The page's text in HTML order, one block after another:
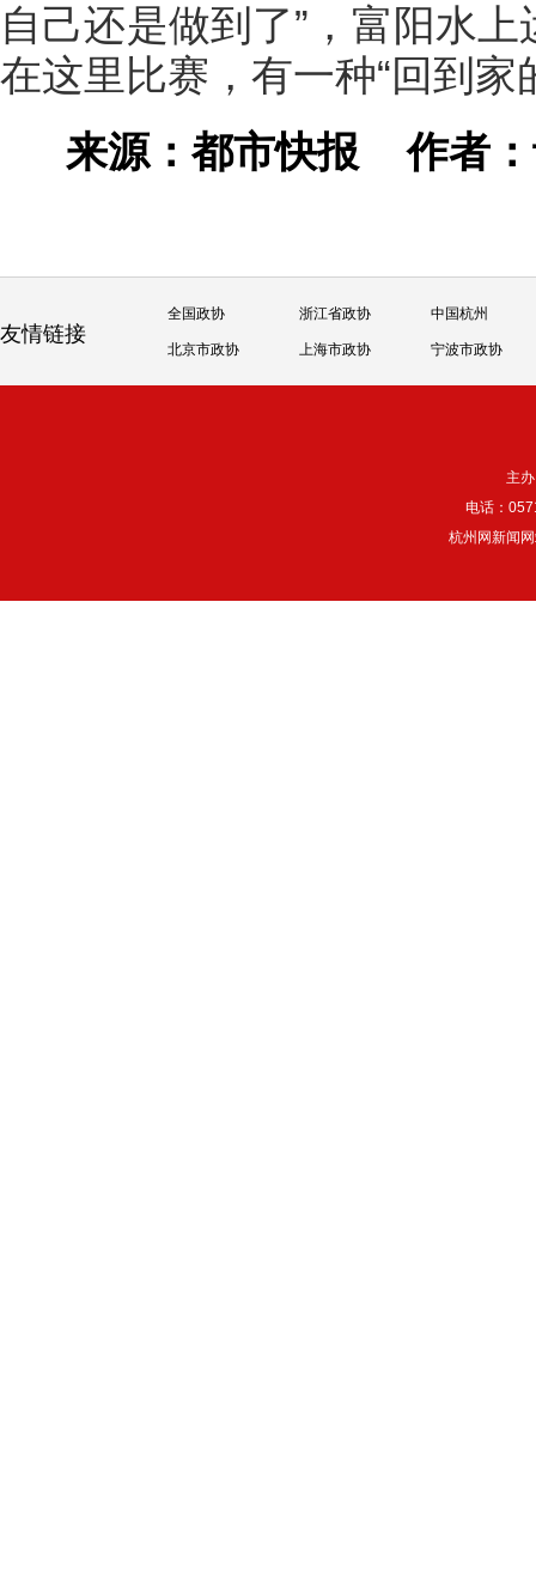
自己还是做到了”，富阳水
在这里比赛，有一种“回到家
来源：都市快报作者
友情链接
全国政协 浙江省政协 中国杭州
北京市政协 上海市政协 宁波市政协
主
电话：
杭州网新闻